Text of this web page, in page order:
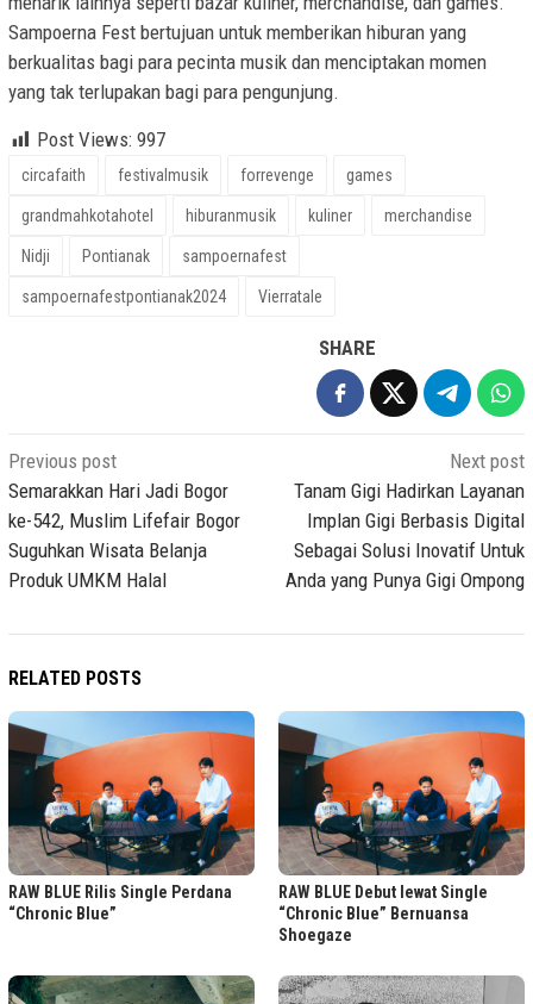
Sampoerna Fest bertujuan untuk memberikan hiburan yang
berkualitas bagi para pecinta musik dan menciptakan momen
yang tak terlupakan bagi para pengunjung.
Post Views: 997
circafaith festivalmusik forrevenge games
grandmahkotahotel hiburanmusik kuliner merchandise
Nidji Pontianak sampoernafest
sampoernafestpontianak2024 Vierratale
SHARE
Post
navigation
Previous post
Semarakkan Hari Jadi Bogor
ke-542, Muslim Lifefair Bogor
Suguhkan Wisata Belanja
Produk UMKM Halal
Next post
Tanam Gigi Hadirkan Layanan
Implan Gigi Berbasis Digital
Sebagai Solusi Inovatif Untuk
Anda yang Punya Gigi Ompong
RELATED POSTS
RAW BLUE Rilis Single Perdana
“Chronic Blue”
RAW BLUE Debut lewat Single
“Chronic Blue” Bernuansa
Shoegaze